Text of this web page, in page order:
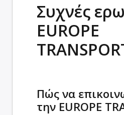
Συχνές
EUROPE
Πώς να
την EUROPE